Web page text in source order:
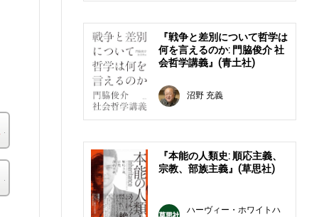
『戦争と差別について哲学は
何を言えるのか: 門脇俊介 社
会哲学講義』(青土社)
沼野 充義
『本能の人類史: 順応主義、
宗教、部族主義』(草思社)
ハーヴィー・ホワイトハ